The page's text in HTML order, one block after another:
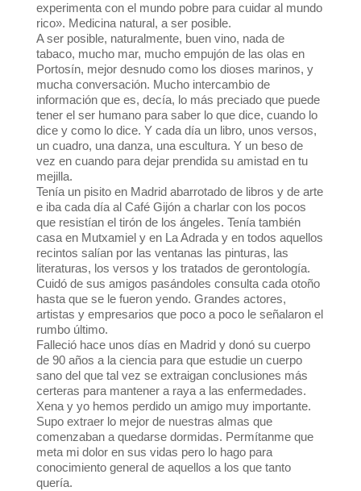
experimenta con el mundo pobre para cuidar al mundo
rico». Medicina natural, a ser posible.
A ser posible, naturalmente, buen vino, nada de
tabaco, mucho mar, mucho empujón de las olas en
Portosín, mejor desnudo como los dioses marinos, y
mucha conversación. Mucho intercambio de
información que es, decía, lo más preciado que puede
tener el ser humano para saber lo que dice, cuando lo
dice y como lo dice. Y cada día un libro, unos versos,
un cuadro, una danza, una escultura. Y un beso de
vez en cuando para dejar prendida su amistad en tu
mejilla.
Tenía un pisito en Madrid abarrotado de libros y de arte
e iba cada día al Café Gijón a charlar con los pocos
que resistían el tirón de los ángeles. Tenía también
casa en Mutxamiel y en La Adrada y en todos aquellos
recintos salían por las ventanas las pinturas, las
literaturas, los versos y los tratados de gerontología.
Cuidó de sus amigos pasándoles consulta cada otoño
hasta que se le fueron yendo. Grandes actores,
artistas y empresarios que poco a poco le señalaron el
rumbo último.
Falleció hace unos días en Madrid y donó su cuerpo
de 90 años a la ciencia para que estudie un cuerpo
sano del que tal vez se extraigan conclusiones más
certeras para mantener a raya a las enfermedades.
Xena y yo hemos perdido un amigo muy importante.
Supo extraer lo mejor de nuestras almas que
comenzaban a quedarse dormidas. Permítanme que
meta mi dolor en sus vidas pero lo hago para
conocimiento general de aquellos a los que tanto
quería.